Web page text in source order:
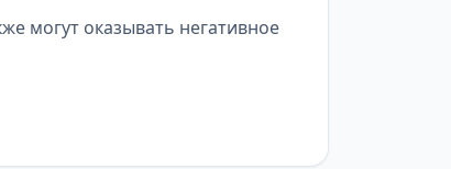
могут оказывать негативное